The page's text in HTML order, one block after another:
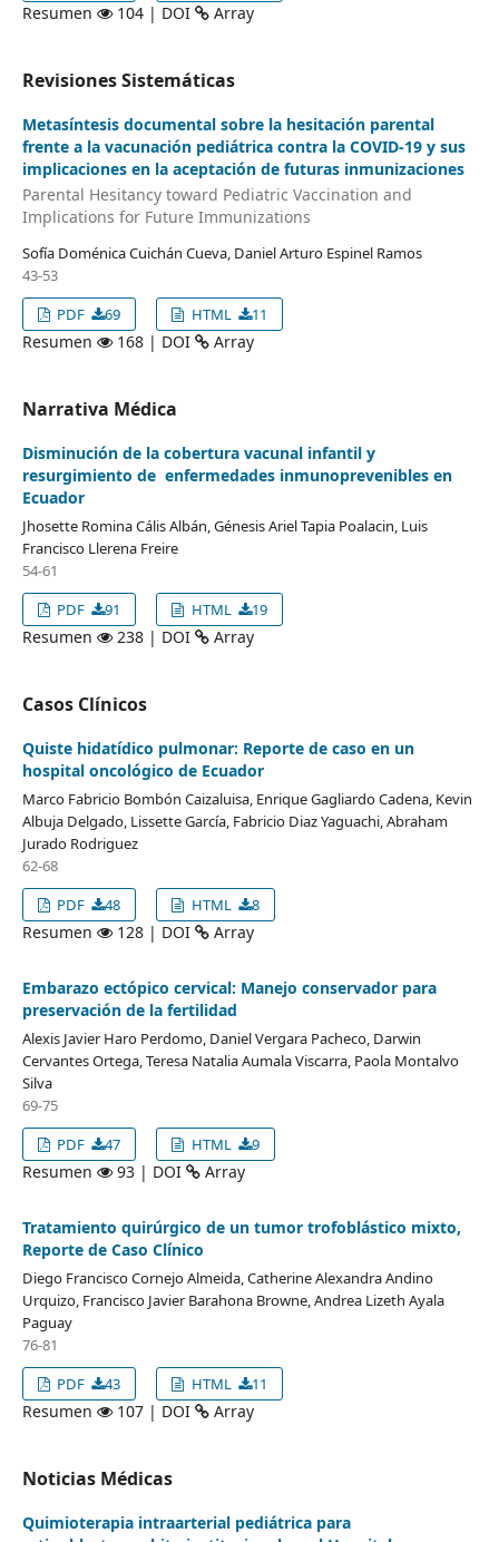
Resumen 104 | DOI Array
Revisiones Sistemáticas
Metasíntesis documental sobre la hesitación parental
frente a la vacunación pediátrica contra la COVID-19 y sus
implicaciones en la aceptación de futuras inmunizaciones
Parental Hesitancy toward Pediatric Vaccination and
Implications for Future Immunizations
Sofía Doménica Cuichán Cueva, Daniel Arturo Espinel Ramos
43-53
PDF
69 HTML 11
Resumen 168 | DOI Array
Narrativa Médica
Disminución de la cobertura vacunal infantil y
resurgimiento de enfermedades inmunoprevenibles en
Ecuador
Jhosette Romina Cális Albán, Génesis Ariel Tapia Poalacin, Luis
Francisco Llerena Freire
54-61
PDF
91 HTML 19
Resumen 238 | DOI Array
Casos Clínicos
Quiste hidatídico pulmonar: Reporte de caso en un
hospital oncológico de Ecuador
Marco Fabricio Bombón Caizaluisa, Enrique Gagliardo Cadena, Kevin
Albuja Delgado, Lissette García, Fabricio Diaz Yaguachi, Abraham
Jurado Rodriguez
62-68
PDF
48 HTML 8
Resumen 128 | DOI Array
Embarazo ectópico cervical: Manejo conservador para
preservación de la fertilidad
Alexis Javier Haro Perdomo, Daniel Vergara Pacheco, Darwin
Cervantes Ortega, Teresa Natalia Aumala Viscarra, Paola Montalvo
Silva
69-75
PDF
47 HTML 9
Resumen 93 | DOI Array
Tratamiento quirúrgico de un tumor trofoblástico mixto,
Reporte de Caso Clínico
Diego Francisco Cornejo Almeida, Catherine Alexandra Andino
Urquizo, Francisco Javier Barahona Browne, Andrea Lizeth Ayala
Paguay
76-81
PDF
43 HTML 11
Resumen 107 | DOI Array
Noticias Médicas
Quimioterapia intraarterial pediátrica para